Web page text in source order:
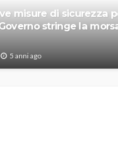
misure di sicurezza
stringe la
5 anni ago